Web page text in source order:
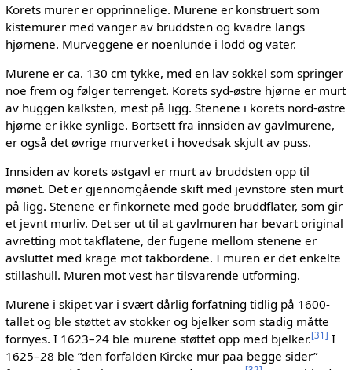
Korets murer er opprinnelige. Murene er konstruert som
kistemurer med vanger av bruddsten og kvadre langs
hjørnene. Murveggene er noenlunde i lodd og vater.
Murene er ca. 130 cm tykke, med en lav sokkel som springer
noe frem og følger terrenget. Korets syd-østre hjørne er murt
av huggen kalksten, mest på ligg. Stenene i korets nord-østre
hjørne er ikke synlige. Bortsett fra innsiden av gavlmurene,
er også det øvrige murverket i hovedsak skjult av puss.
Innsiden av korets østgavl er murt av bruddsten opp til
mønet. Det er gjennomgående skift med jevnstore sten murt
på ligg. Stenene er finkornete med gode bruddflater, som gir
et jevnt murliv. Det ser ut til at gavlmuren har bevart original
avretting mot takflatene, der fugene mellom stenene er
avsluttet med krage mot takbordene. I muren er det enkelte
stillashull. Muren mot vest har tilsvarende utforming.
Murene i skipet var i svært dårlig forfatning tidlig på 1600-
tallet og ble støttet av stokker og bjelker som stadig måtte
fornyes. I 1623–24 ble murene støttet opp med bjelker.[31 ] I
1625–28 ble ”den forfalden Kircke mur paa begge sider”